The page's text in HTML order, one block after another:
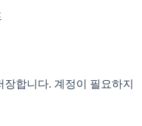
합니다. 계정이 필요하지